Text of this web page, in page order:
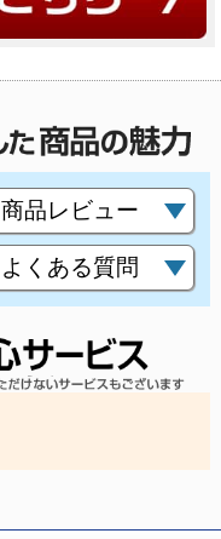
商品レビュー
よくある質問